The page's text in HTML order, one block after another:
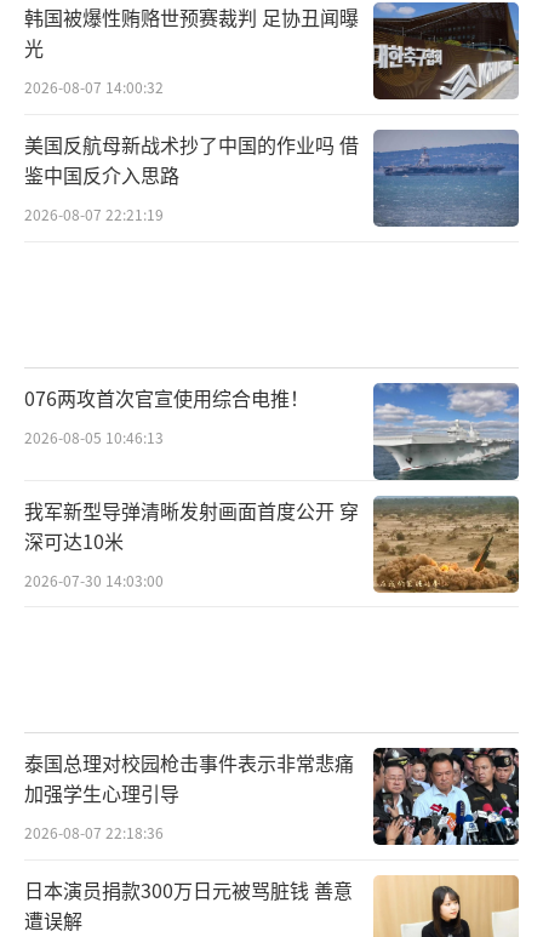
韩国被爆性贿赂世预赛裁判 足协丑闻曝
光
2026-08-07 14:00:32
美国反航母新战术抄了中国的作业吗 借
鉴中国反介入思路
2026-08-07 22:21:19
076两攻首次官宣使用综合电推！
2026-08-05 10:46:13
我军新型导弹清晰发射画面首度公开 穿
深可达10米
2026-07-30 14:03:00
泰国总理对校园枪击事件表示非常悲痛
加强学生心理引导
2026-08-07 22:18:36
日本演员捐款300万日元被骂脏钱 善意
遭误解